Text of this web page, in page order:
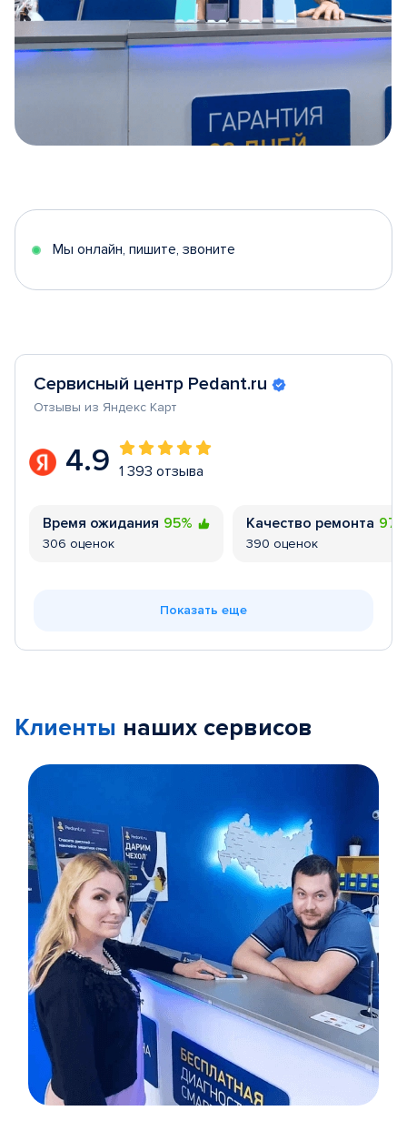
5
Мы онлайн, пишите, звоните
Сервисный центр Pedant.ru
Отзывы из Яндекс Карт
4.9 1 393 отзыва
Время ожидания 95%
306 оценок
Качество ремонта
390 оценок
Показать еще
Клиенты наших сервисов